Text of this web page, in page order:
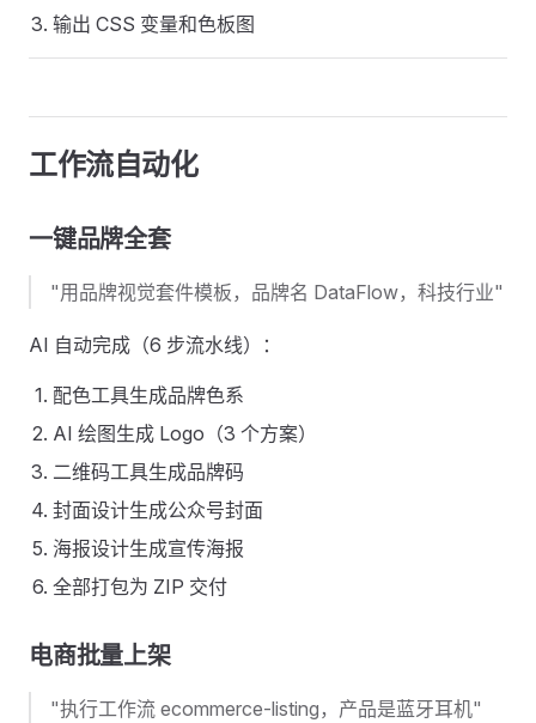
输出 CSS 变量和色板图
工作流自动化
一键品牌全套
"用品牌视觉套件模板，品牌名 DataFlow，科技行业"
AI 自动完成（6 步流水线）：
配色工具生成品牌色系
AI 绘图生成 Logo（3 个方案）
二维码工具生成品牌码
封面设计生成公众号封面
海报设计生成宣传海报
全部打包为 ZIP 交付
电商批量上架
"执行工作流 ecommerce-listing，产品是蓝牙耳机"